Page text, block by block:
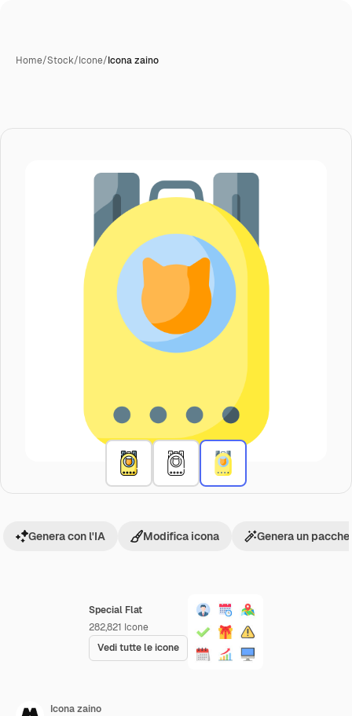
Home/Stock/Icone/Icona zaino
Special Flat
282,821 Icone
Vedi tutte le icone
Genera con l'IA Modifica icona Genera un
Icona zaino